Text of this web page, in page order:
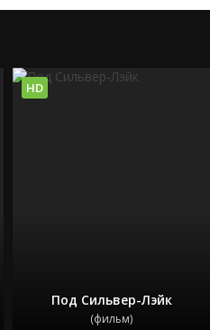
Под Сильвер-Лэйк
(фильм)
HD